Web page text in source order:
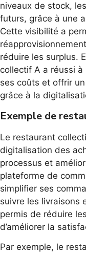
niveaux de stock,
futurs, grâce à une
Cette visibilité a
réduire les surplus.
collectif A a réussi
ses coûts et offrir
grâce à la
Exemple de
Le restaurant
digitalisation des
processus et
plateforme de
simplifier ses
suivre les livraisons
permis de réduire
d’améliorer la
Par exemple, le